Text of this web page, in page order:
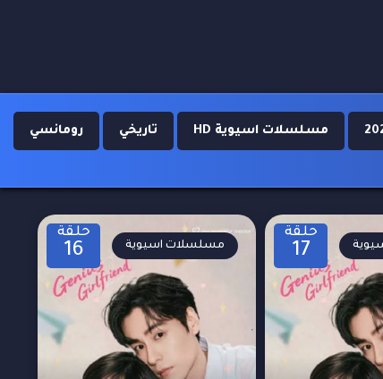
مسلسلات اسيوية HD تاريخي رومانسي
حلقة
17
حلقة
16 مسلسلات اسيوية